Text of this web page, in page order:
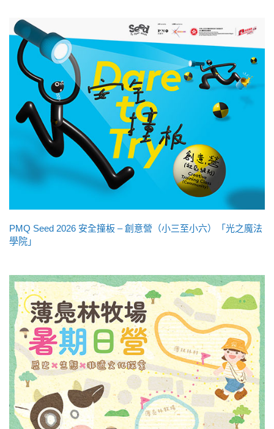
PMQ Seed 2026 安全撞板 – 創意營（小三至小六）「光之魔法
學院」